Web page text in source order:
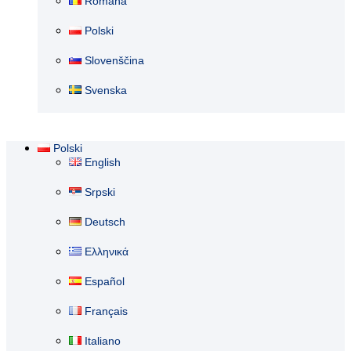
Polski
Slovenščina
Svenska
Polski
English
Srpski
Deutsch
Ελληνικά
Español
Français
Italiano